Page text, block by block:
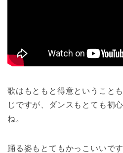
歌はもともと得意ということ
じですが、ダンスもとても初
ね。
踊る姿もとてもかっこいいです